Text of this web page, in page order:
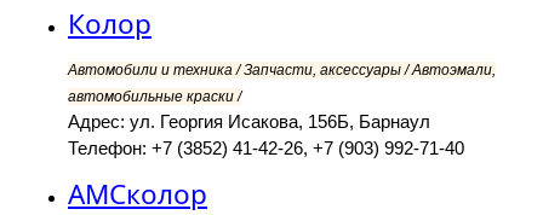
Колор
Автомобили и техника / Запчасти, аксессуары / Автоэмали,
автомобильные краски /
Адрес: ул. Георгия Исакова, 156Б, Барнаул
Телефон: +7 (3852) 41-42-26, +7 (903) 992-71-40
АМСколор